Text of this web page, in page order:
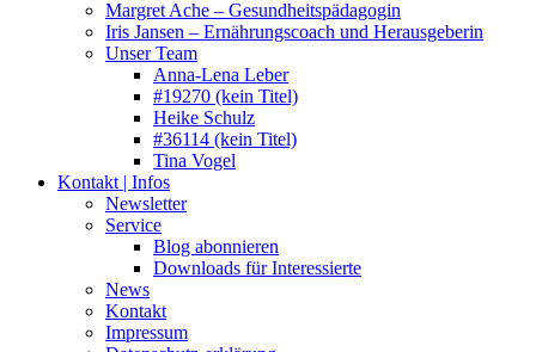
Margret Ache – Gesundheitspädagogin
Iris Jansen – Ernährungscoach und Herausgeberin
Unser Team
Anna-Lena Leber
#19270 (kein Titel)
Heike Schulz
#36114 (kein Titel)
Tina Vogel
Kontakt | Infos
Newsletter
Service
Blog abonnieren
Downloads für Interessierte
News
Kontakt
Impressum